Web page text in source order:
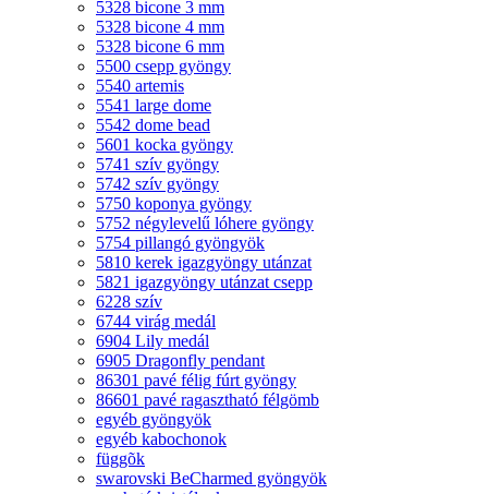
5328 bicone 3 mm
5328 bicone 4 mm
5328 bicone 6 mm
5500 csepp gyöngy
5540 artemis
5541 large dome
5542 dome bead
5601 kocka gyöngy
5741 szív gyöngy
5742 szív gyöngy
5750 koponya gyöngy
5752 négylevelű lóhere gyöngy
5754 pillangó gyöngyök
5810 kerek igazgyöngy utánzat
5821 igazgyöngy utánzat csepp
6228 szív
6744 virág medál
6904 Lily medál
6905 Dragonfly pendant
86301 pavé félig fúrt gyöngy
86601 pavé ragasztható félgömb
egyéb gyöngyök
egyéb kabochonok
függõk
swarovski BeCharmed gyöngyök